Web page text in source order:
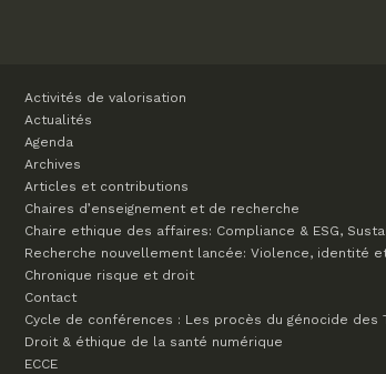
Activités de valorisation
Actualités
Agenda
Archives
Articles et contributions
Chaires d’enseignement et de recherche
Chaire ethique des affaires: Compliance & ESG,
Recherche nouvellement lancée: Violence, identité
Chronique risque et droit
Contact
Cycle de conférences : Les procès du génocide des
Droit & éthique de la santé numérique
ECCE